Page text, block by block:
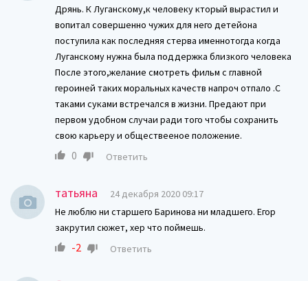
Дрянь. К Луганскому,к человеку кторый вырастил и
вопитал совершенно чужих для него детейона
поступила как последняя стерва именнотогда когда
Луганскому нужна была поддержка близкого человека
После этого,желание смотреть фильм с главной
героиней таких моральных качеств напроч отпало .С
таками суками встречался в жизни. Предают при
первом удобном случаи ради того чтобы сохранить
свою карьеру и обществееное положение.
0 Ответить
татьяна
24 декабря 2020 09:17
Не люблю ни старшего Баринова ни младшего. Егор
закрутил сюжет, хер что поймешь.
-2 Ответить